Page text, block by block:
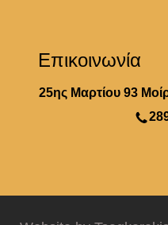
Επικοινωνία
25ης Μαρτίου 93